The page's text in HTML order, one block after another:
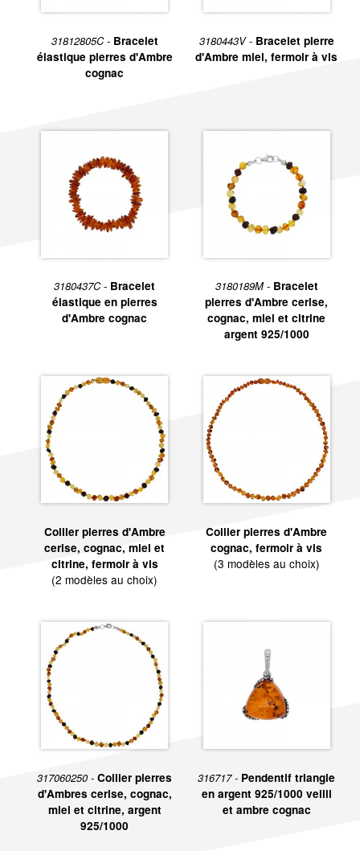
31812805C - Bracelet
élastique pierres d'Ambre
cognac
3180443V - Bracelet pierre
d'Ambre miel, fermoir à vis
3180437C - Bracelet
élastique en pierres
d'Ambre cognac
3180189M - Bracelet
pierres d'Ambre cerise,
cognac, miel et citrine
argent 925/1000
Collier pierres d'Ambre
cerise, cognac, miel et
citrine, fermoir à vis
(2 modèles au choix)
Collier pierres d'Ambre
cognac, fermoir à vis
(3 modèles au choix)
317060250 -Collier pierres
d'Ambres cerise, cognac,
miel et citrine, argent
925/1000
316717 - Pendentif triangle
en argent 925/1000 veilli
et ambre cognac